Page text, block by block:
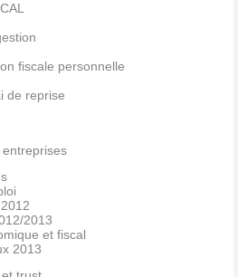
fiscale personnelle
de reprise
2013
et fiscal
2013